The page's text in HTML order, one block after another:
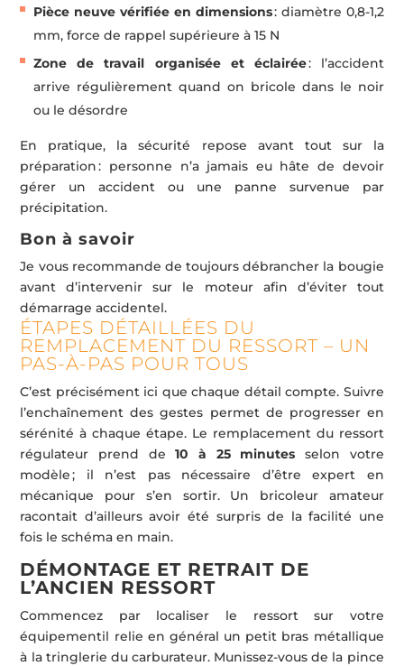
Pièce neuve vérifiée en dimensions: diamètre 0,8-1,2
mm, force de rappel supérieure à 15 N
Zone de travail organisée et éclairée: l’accident
arrive régulièrement quand on bricole dans le noir
ou le désordre
En pratique, la sécurité repose avant tout sur la
préparation : personne n’a jamais eu hâte de devoir
gérer un accident ou une panne survenue par
précipitation.
Bon à savoir
Je vous recommande de toujours débrancher la bougie
avant d’intervenir sur le moteur afin d’éviter tout
démarrage accidentel.
ÉTAPES DÉTAILLÉES DU
REMPLACEMENT DU RESSORT – UN
PAS-À-PAS POUR TOUS
C’est précisément ici que chaque détail compte. Suivre
l’enchaînement des gestes permet de progresser en
sérénité à chaque étape. Le remplacement du ressort
régulateur prend de10 à 25 minutes selon votre
modèle ; il n’est pas nécessaire d’être expert en
mécanique pour s’en sortir. Un bricoleur amateur
racontait d’ailleurs avoir été surpris de la facilité une
fois le schéma en main.
DÉMONTAGE ET RETRAIT DE
L’ANCIEN RESSORT
Commencez par localiser le ressort sur votre
équipementil relie en général un petit bras métallique
à la tringlerie du carburateur. Munissez-vous de la pince